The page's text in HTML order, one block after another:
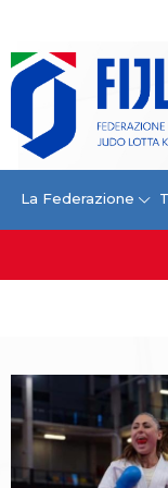
La Federazione